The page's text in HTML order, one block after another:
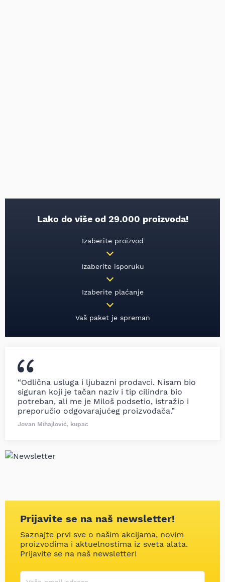
Lako do više od 29.000 proizvoda!
Izaberite proizvod
Izaberite isporuku
Izaberite plaćanje
Vaš paket je spreman
“Odlična usluga i ljubazni prodavci. Nisam bio
siguran koji je tačan naziv i tip cilindra bio
potreban, ali me je Miloš podsetio, istražio i
preporučio odgovarajućeg proizvođača.”
Jovan Mihajlović, kupac
Prijavite se na naš newsletter!
Saznajte prvi sve o našim akcijama, novim
proizvodima i aktuelnostima iz sveta alata.
Prijavite se na naš newsletter!
Korisničko ime
Vaša email adresa